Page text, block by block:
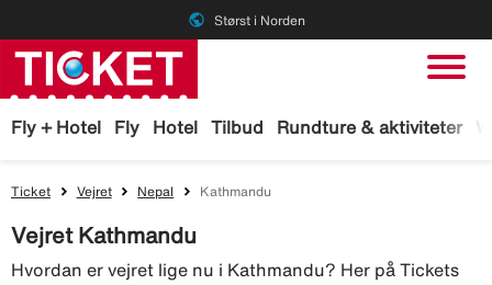
public Størst i Norden
Fly + Hotel Fly Hotel Tilbud Rundture & aktiviteter
Ticket Vejret Nepal Kathmandu
Vejret Kathmandu
Hvordan er vejret lige nu i Kathmandu? Her på Tickets